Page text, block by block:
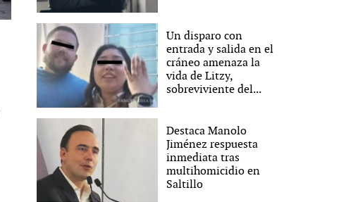
Un disparo con
entrada y salida en el
cráneo amenaza la
vida de Litzy,
sobreviviente del...
Destaca Manolo
Jiménez respuesta
inmediata tras
multihomicidio en
Saltillo